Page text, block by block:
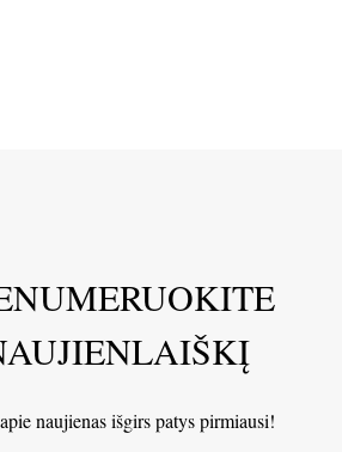
naujienas išgirs patys pirmiausi!